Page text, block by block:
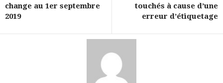
change au 1er septembre
2019
touchés à cause d’une
erreur d’étiquetage